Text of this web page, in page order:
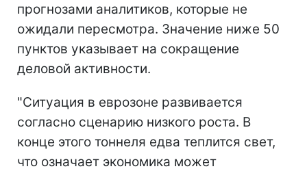
прогнозами аналитиков, которые не
ожидали пересмотра. Значение ниже 50
пунктов указывает на сокращение
деловой активности.
"Ситуация в еврозоне развивается
согласно сценарию низкого роста. В
конце этого тоннеля едва теплится свет,
что означает экономика может